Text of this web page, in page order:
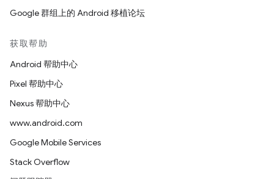
Google 群组上的 Android 移植论坛
获取帮助
Android 帮助中心
Pixel 帮助中心
Nexus 帮助中心
www.android.com
Google Mobile Services
Stack Overflow